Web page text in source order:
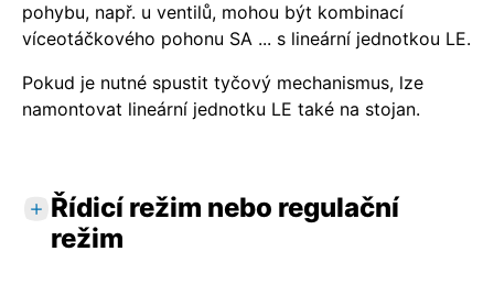
pohybu, např. u ventilů, mohou být kombinací
víceotáčkového pohonu SA ... s lineární jednotkou LE.
Pokud je nutné spustit tyčový mechanismus, lze
namontovat lineární jednotku LE také na stojan.
Řídicí režim nebo regulační
režim